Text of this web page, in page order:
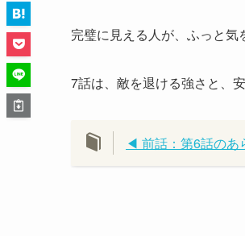
完璧に見える人が、ふっと気
7話は、敵を退ける強さと、
◀ 前話：第6話のあ